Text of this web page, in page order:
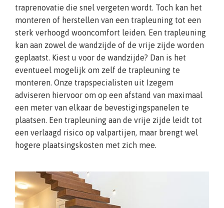
traprenovatie die snel vergeten wordt. Toch kan het
monteren of herstellen van een trapleuning tot een
sterk verhoogd wooncomfort leiden. Een trapleuning
kan aan zowel de wandzijde of de vrije zijde worden
geplaatst. Kiest u voor de wandzijde? Dan is het
eventueel mogelijk om zelf de trapleuning te
monteren. Onze trapspecialisten uit Izegem
adviseren hiervoor om op een afstand van maximaal
een meter van elkaar de bevestigingspanelen te
plaatsen. Een trapleuning aan de vrije zijde leidt tot
een verlaagd risico op valpartijen, maar brengt wel
hogere plaatsingskosten met zich mee.